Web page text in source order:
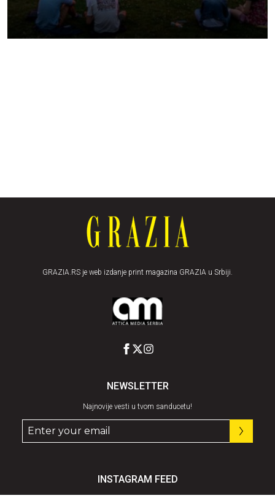
GRAZIA.RS je web izdanje print magazina GRAZIA u Srbiji.
NEWSLETTER
Najnovije vesti u tvom sanducetu!
INSTAGRAM FEED